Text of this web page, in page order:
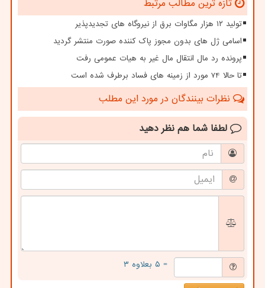
تازه ترین مطالب مرتبط
تولید ۱۲ هزار مگاوات برق از نیروگاه های تجدیدپذیر
اسامی ژل های بدون مجوز پاک کننده صورت منتشر گردید
پرونده رد مال انتقال مال غیر به هیات عمومی رفت
تا حالا 74 مورد از زمینه های فساد برطرف شده است
نظرات بینندگان در مورد این مطلب
لطفا شما هم نظر دهید
= ۵ بعلاوه ۳